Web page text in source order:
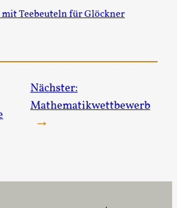
Teebeuteln für Glöckner
Nächster:
Mathematikwettbewerb
→